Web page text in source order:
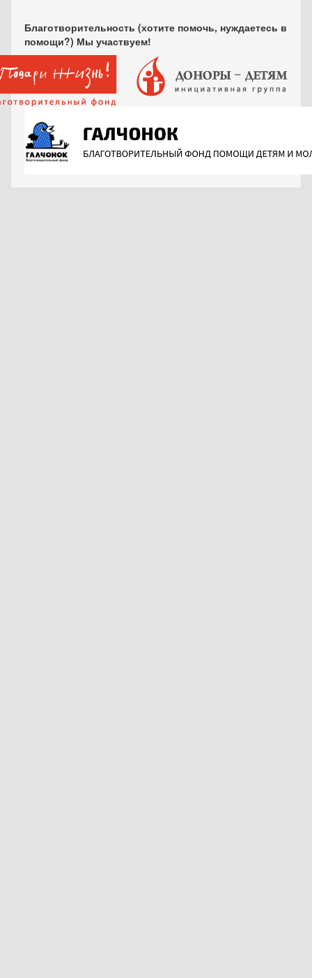
Благотворительность (хотите помочь, нуждаетесь в
помощи?) Мы участвуем!